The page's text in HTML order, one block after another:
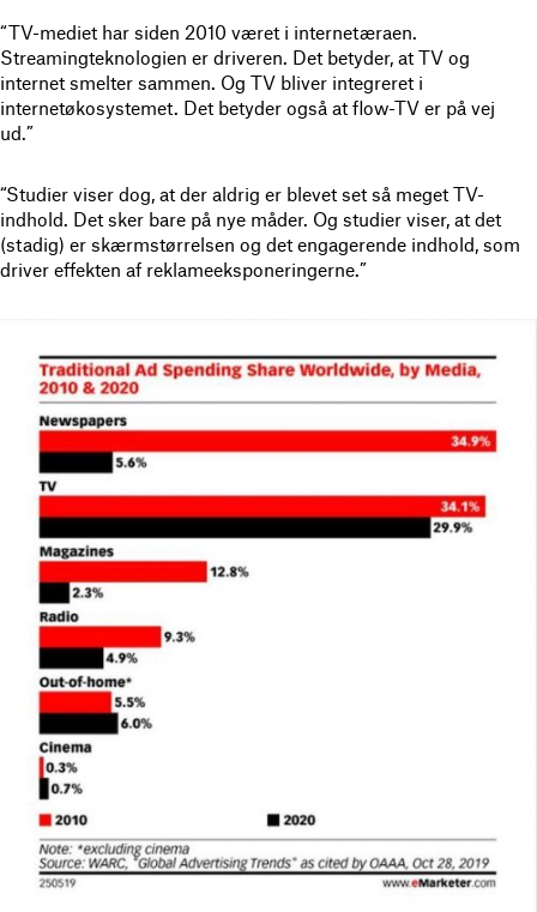
“TV-mediet har siden 2010 været i internetæraen.
Streamingteknologien er driveren. Det betyder, at TV og
internet smelter sammen. Og TV bliver integreret i
internetøkosystemet. Det betyder også at flow-TV er på vej
ud.”
“Studier viser dog, at der aldrig er blevet set så meget TV-
indhold. Det sker bare på nye måder. Og studier viser, at det
(stadig) er skærmstørrelsen og det engagerende indhold, som
driver effekten af reklameeksponeringerne.”